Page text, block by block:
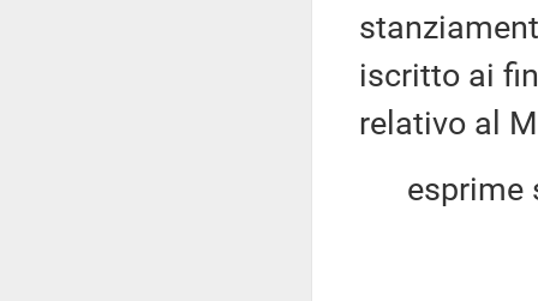
iscritto ai
relativo al
esprime